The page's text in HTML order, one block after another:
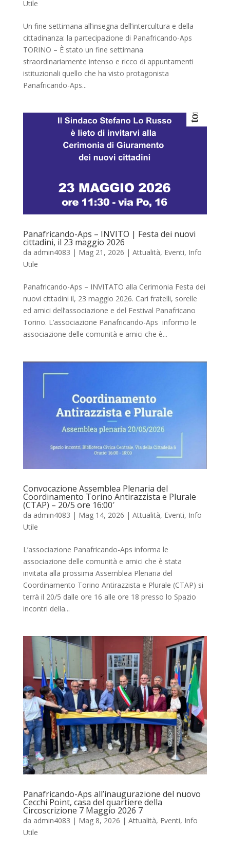
Utile
Un fine settimana all’insegna dell’intercultura e della
cittadinanza: la partecipazione di Panafricando-Aps
TORINO – È stato un fine settimana
straordinariamente intenso e ricco di appuntamenti
istituzionali quello che ha visto protagonista
Panafricando-Aps...
Panafricando-Aps – INVITO | Festa dei nuovi
cittadini, il 23 maggio 2026
da admin4083 | Mag 21, 2026 | Attualità, Eventi, Info
Utile
Panafricando-Aps – INVITATO alla Cerimonia Festa dei
nuovi cittadini il, 23 maggio 2026. Cari fratelli, sorelle
ed amici dell’associazione e del Festival Panafricano
Torino. L’associazione Panafricando-Aps informo le
associazione delle comunità e amici che è...
Convocazione Assemblea Plenaria del
Coordinamento Torino Antirazzista e Plurale
(CTAP) – 20/5 ore 16:00′
da admin4083 | Mag 14, 2026 | Attualità, Eventi, Info
Utile
L’associazione Panafricando-Aps informa le
associazione delle comunità e amici che è stata
invitata alla prossima Assemblea Plenaria del
Coordinamento Torino Antirazzista e Plurale (CTAP) si
terrà il 20/5 dalle ore 16 alle ore 18 presso lo Spazio
incontri della...
Panafricando-Aps all’inaugurazione del nuovo
Cecchi Point, casa del quartiere della
Circoscrizione 7 Maggio 2026 7
da admin4083 | Mag 8, 2026 | Attualità, Eventi, Info
Utile